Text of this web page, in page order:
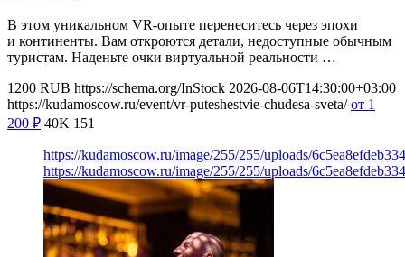
В этом уникальном VR-опыте перенеситесь через эпохи
и континенты. Вам откроются детали, недоступные обычным
туристам. Наденьте очки виртуальной реальности …
1200 RUB https://schema.org/InStock 2026-08-06T14:30:00+03:00
https://kudamoscow.ru/event/vr-puteshestvie-chudesa-sveta/ от 1
200 ₽ 40K 151
https://kudamoscow.ru/image/255/255/uploads/
https://kudamoscow.ru/image/255/255/uploads/